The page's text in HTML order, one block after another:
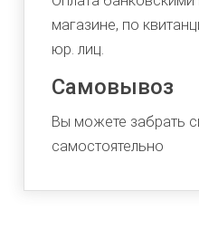
магазине, по
юр. лиц.
Самовывоз
Вы можете забрать
самостоятельно